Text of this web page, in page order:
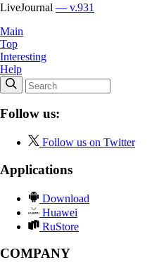
LiveJournal — v.931
Main
Top
Interesting
Help
Follow us:
Follow us on Twitter
Applications
Download
Huawei
RuStore
COMPANY